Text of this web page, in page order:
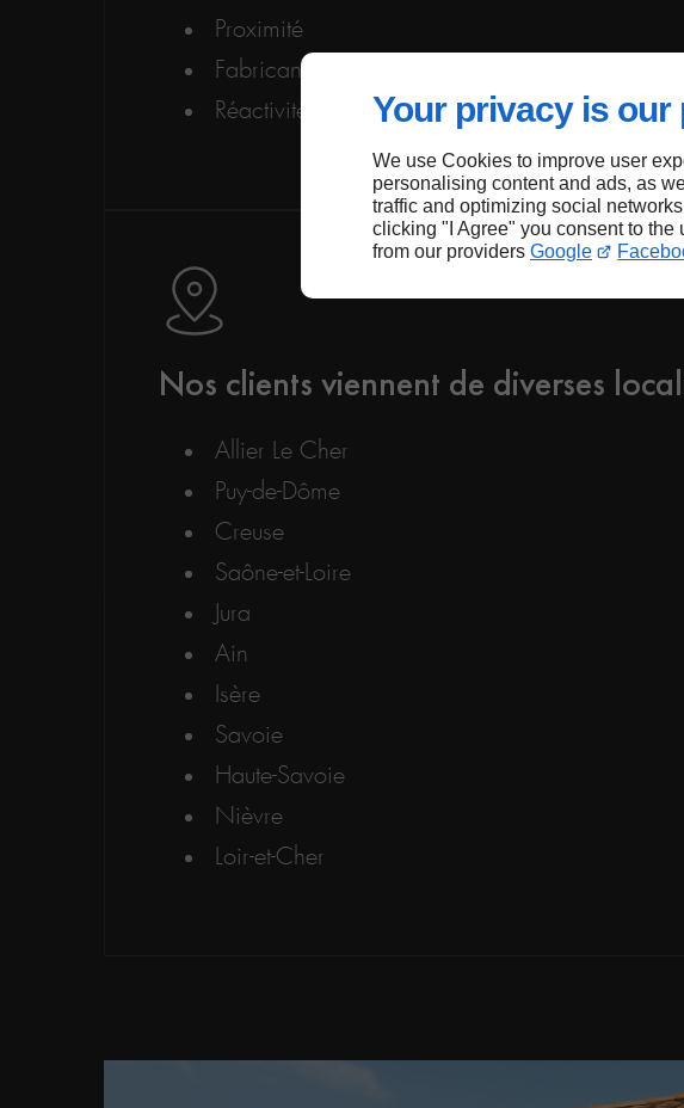
Your privacy is our
We use Cookies to improve user
personalising content and ads, as
traffic and optimizing social
clicking "I Agree" you consent to the
from our providers Google
Proximité
Fabricant expérimenté
Réactivité
Nos clients viennent de diverses
Allier Le Cher
Puy-de-Dôme
Creuse
Saône-et-Loire
Jura
Ain
Isère
Savoie
Haute-Savoie
Nièvre
Loir-et-Cher